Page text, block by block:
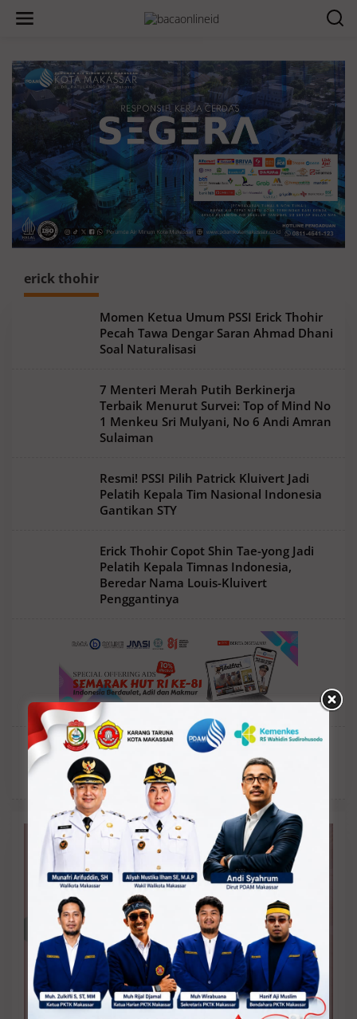
erick thohir
Momen Ketua Umum PSSI Erick Thohir
Pecah Tawa Dengar Saran Ahmad Dhani
Soal Naturalisasi
7 Menteri Merah Putih Berkinerja
Terbaik Menurut Survei: Top of Mind No
1 Menkeu Sri Mulyani, No 6 Andi Amran
Sulaiman
Resmi! PSSI Pilih Patrick Kluivert Jadi
Pelatih Kepala Tim Nasional Indonesia
Gantikan STY
Erick Thohir Copot Shin Tae-yong Jadi
Pelatih Kepala Timnas Indonesia,
Beredar Nama Louis-Kluivert
Penggantinya
Harapan Ketum PSSI Erick Thohir Laga
Timnas Indonesia vs Vietnam Kamis
Besok